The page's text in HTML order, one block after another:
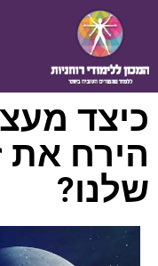
כיצד
הירח את
שלנו?